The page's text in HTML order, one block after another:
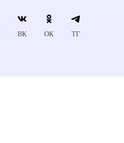
ВК ОК ТГ